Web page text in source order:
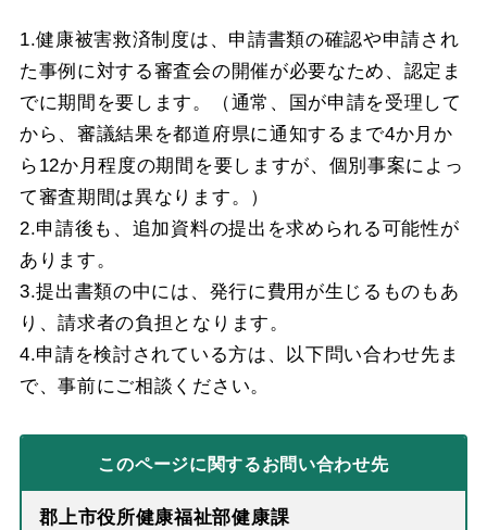
1.健康被害救済制度は、申請書類の確認や申請され
た事例に対する審査会の開催が必要なため、認定ま
でに期間を要します。（通常、国が申請を受理して
から、審議結果を都道府県に通知するまで4か月か
ら12か月程度の期間を要しますが、個別事案によっ
て審査期間は異なります。）
2.申請後も、追加資料の提出を求められる可能性が
あります。
3.提出書類の中には、発行に費用が生じるものもあ
り、請求者の負担となります。
4.申請を検討されている方は、以下問い合わせ先ま
で、事前にご相談ください。
このページに関するお問い合わせ先
郡上市役所健康福祉部健康課